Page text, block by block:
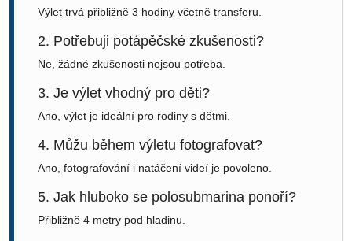
Výlet trvá přibližně 3 hodiny včetně transferu.
2. Potřebuji potápěčské zkušenosti?
Ne, žádné zkušenosti nejsou potřeba.
3. Je výlet vhodný pro děti?
Ano, výlet je ideální pro rodiny s dětmi.
4. Můžu během výletu fotografovat?
Ano, fotografování i natáčení videí je povoleno.
5. Jak hluboko se polosubmarina ponoří?
Přibližně 4 metry pod hladinu.